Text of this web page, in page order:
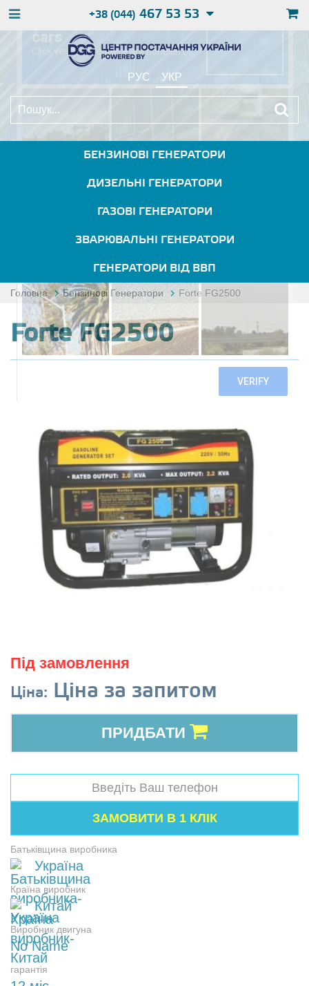
+38 (044) 467 53 53
РУС УКР
БЕНЗИНОВІ ГЕНЕРАТОРИ
ДИЗЕЛЬНІ ГЕНЕРАТОРИ
ГАЗОВІ ГЕНЕРАТОРИ
ЗВАРЮВАЛЬНІ ГЕНЕРАТОРИ
ГЕНЕРАТОРИ ВІД ВВП
Головна Бензинові Генератори Forte FG2500
Forte FG2500
Під замовлення
Ціна: Ціна за запитом
ПРИДБАТИ
Батьківщина виробника
Україна
Країна виробник
Китай
Виробник двигуна
No Name
гарантія